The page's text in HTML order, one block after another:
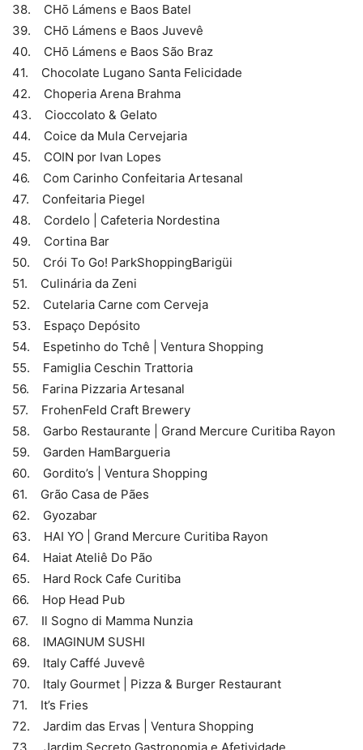
38. CHō Lámens e Baos Batel
39. CHō Lámens e Baos Juvevê
40. CHō Lámens e Baos São Braz
41. Chocolate Lugano Santa Felicidade
42. Choperia Arena Brahma
43. Cioccolato & Gelato
44. Coice da Mula Cervejaria
45. COIN por Ivan Lopes
46. Com Carinho Confeitaria Artesanal
47. Confeitaria Piegel
48. Cordelo | Cafeteria Nordestina
49. Cortina Bar
50. Crói To Go! ParkShoppingBarigüi
51. Culinária da Zeni
52. Cutelaria Carne com Cerveja
53. Espaço Depósito
54. Espetinho do Tchê | Ventura Shopping
55. Famiglia Ceschin Trattoria
56. Farina Pizzaria Artesanal
57. FrohenFeld Craft Brewery
58. Garbo Restaurante | Grand Mercure Curitiba Rayon
59. Garden HamBargueria
60. Gordito’s | Ventura Shopping
61. Grão Casa de Pães
62. Gyozabar
63. HAI YO | Grand Mercure Curitiba Rayon
64. Haiat Ateliê Do Pão
65. Hard Rock Cafe Curitiba
66. Hop Head Pub
67. Il Sogno di Mamma Nunzia
68. IMAGINUM SUSHI
69. Italy Caffé Juvevê
70. Italy Gourmet | Pizza & Burger Restaurant
71. It’s Fries
72. Jardim das Ervas | Ventura Shopping
73. Jardim Secreto Gastronomia e Afetividade